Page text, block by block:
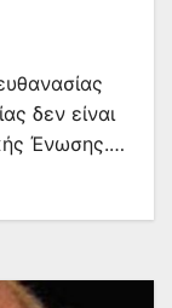
δεν είναι
Ένωσης.…